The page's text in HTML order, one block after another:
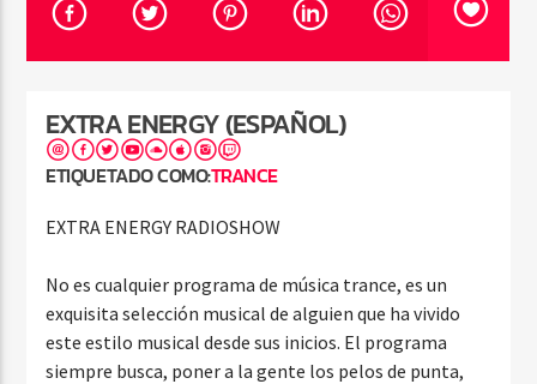
EXTRA ENERGY (ESPAÑOL)
ETIQUETADO COMO:TRANCE
EXTRA ENERGY RADIOSHOW
No es cualquier programa de música trance, es un
exquisita selección musical de alguien que ha vivido
este estilo musical desde sus inicios. El programa
siempre busca, poner a la gente los pelos de punta,